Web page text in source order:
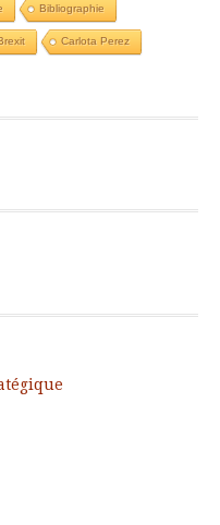
Bibliographie
Carlota Perez